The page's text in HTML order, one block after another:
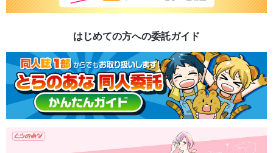
はじめての方への委託ガイド